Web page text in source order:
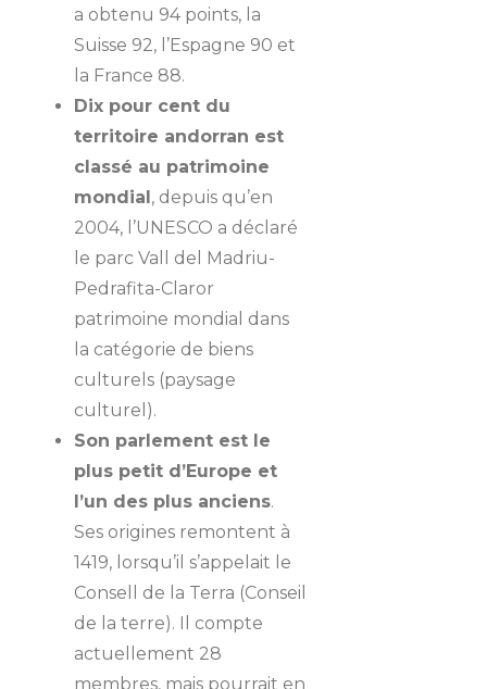
a obtenu 94 points, la
Suisse 92, l’Espagne 90 et
la France 88.
Dix pour cent du
territoire andorran est
classé au patrimoine
mondial, depuis qu’en
2004, l’UNESCO a déclaré
le parc Vall del Madriu-
Pedrafita-Claror
patrimoine mondial dans
la catégorie de biens
culturels (paysage
culturel).
Son parlement est le
plus petit d’Europe et
l’un des plus anciens.
Ses origines remontent à
1419, lorsqu’il s’appelait le
Consell de la Terra (Conseil
de la terre). Il compte
actuellement 28
membres, mais pourrait en